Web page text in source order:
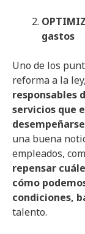
gastos
Uno de los
reforma a la
responsables
servicios que
desempeñarse
una buena
empleados,
repensar
cómo
condiciones,
talento.